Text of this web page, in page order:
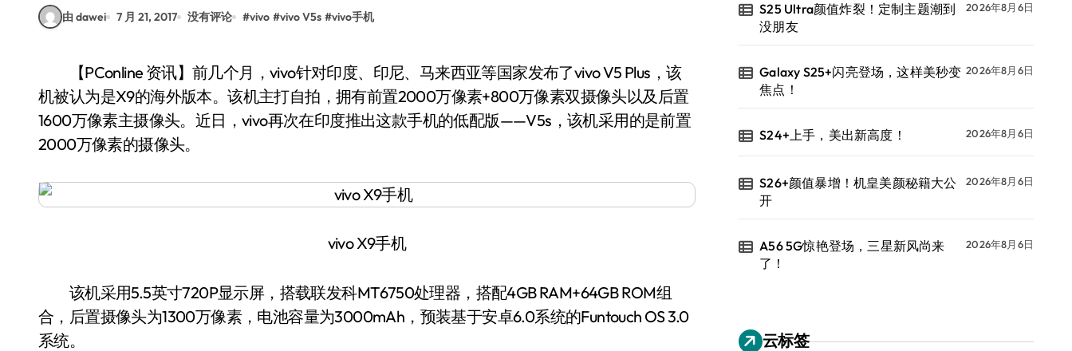
由 dawei 7 月 21, 2017 没有评论 #vivo #vivo V5s #vivo手机
【PConline 资讯】前几个月，vivo针对印度、印尼、马来西亚等国家发布了vivo V5 Plus，该
机被认为是X9的海外版本。该机主打自拍，拥有前置2000万像素+800万像素双摄像头以及后置
1600万像素主摄像头。近日，vivo再次在印度推出这款手机的低配版——V5s，该机采用的是前置
2000万像素的摄像头。
vivo X9手机
该机采用5.5英寸720P显示屏，搭载联发科MT6750处理器，搭配4GB RAM+64GB ROM组
合，后置摄像头为1300万像素，电池容量为3000mAh，预装基于安卓6.0系统的Funtouch OS 3.0
系统。
S25 Ultra颜值炸裂！定制主题潮到
没朋友
2026年8月6日
Galaxy S25+闪亮登场，这样美秒变
焦点！
2026年8月6日
S24+上手，美出新高度！ 2026年8月6日
S26+颜值暴增！机皇美颜秘籍大公
开
2026年8月6日
A56 5G惊艳登场，三星新风尚来
了！
2026年8月6日
云标签